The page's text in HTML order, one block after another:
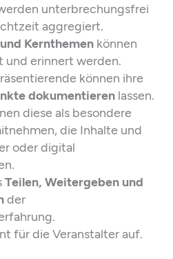
unterbrechungsfrei
aggregiert.
Kernthemen können
erinnert werden.
können ihre
dokumentieren lassen.
diese als besondere
die Inhalte und
oder digital
Teilen, Weitergeben und
der
für die Veranstalter auf.